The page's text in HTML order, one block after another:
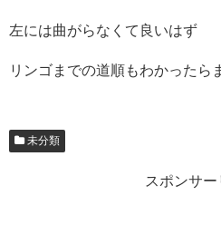
左には曲がらなくて良いはず
リンゴまでの道順もわかったら
未分類
スポンサー